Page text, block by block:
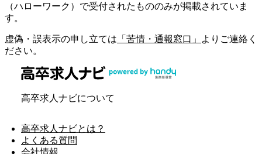
（ハローワーク）で受付されたもののみが掲載されていま
す。
虚偽・誤表示の申し立ては 「苦情・通報窓口」
よりご連絡く
ださい。
高卒求人ナビについて
高卒求人ナビとは？
よくある質問
会社情報